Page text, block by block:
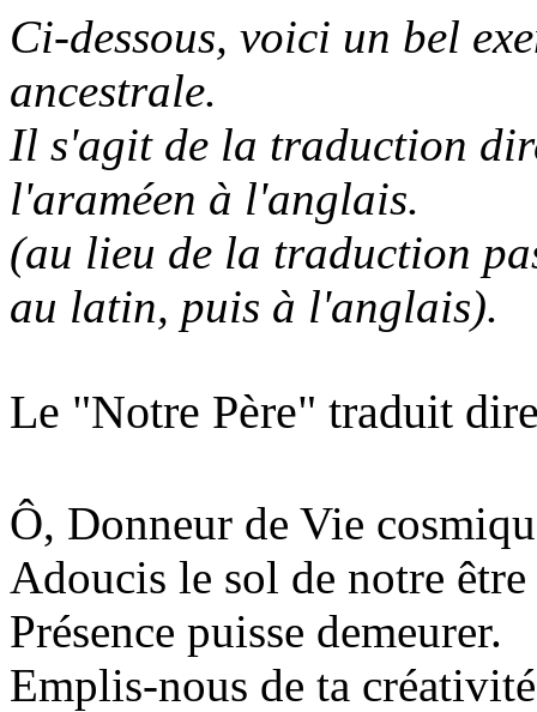
Ci-dessous, voici un bel
ancestrale.
Il s'agit de la traduction
l'araméen à l'anglais.
(au lieu de la traduction
au latin, puis à l'anglais).
Le "Notre Père" traduit
Ô, Donneur de Vie
Adoucis le sol de notre être
Présence puisse demeurer.
Emplis-nous de ta